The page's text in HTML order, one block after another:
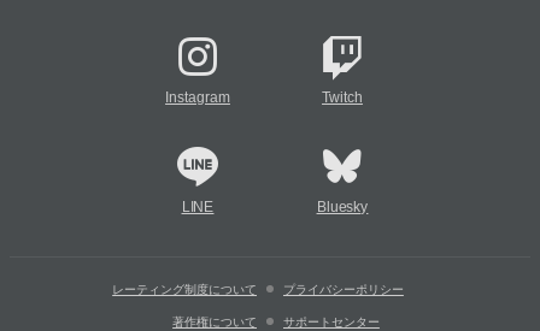
Instagram Twitch
LINE Bluesky
レーティング制度について プライバシーポリシー
著作権について サポートセンター